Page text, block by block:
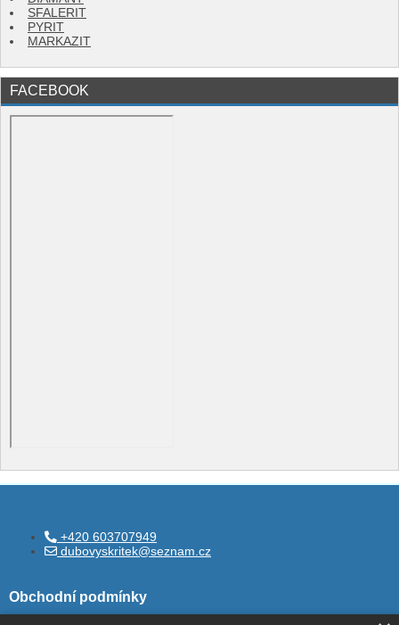
SFALERIT
PYRIT
MARKAZIT
FACEBOOK
+420 603707949
dubovyskritek@seznam.cz
Obchodní podmínky